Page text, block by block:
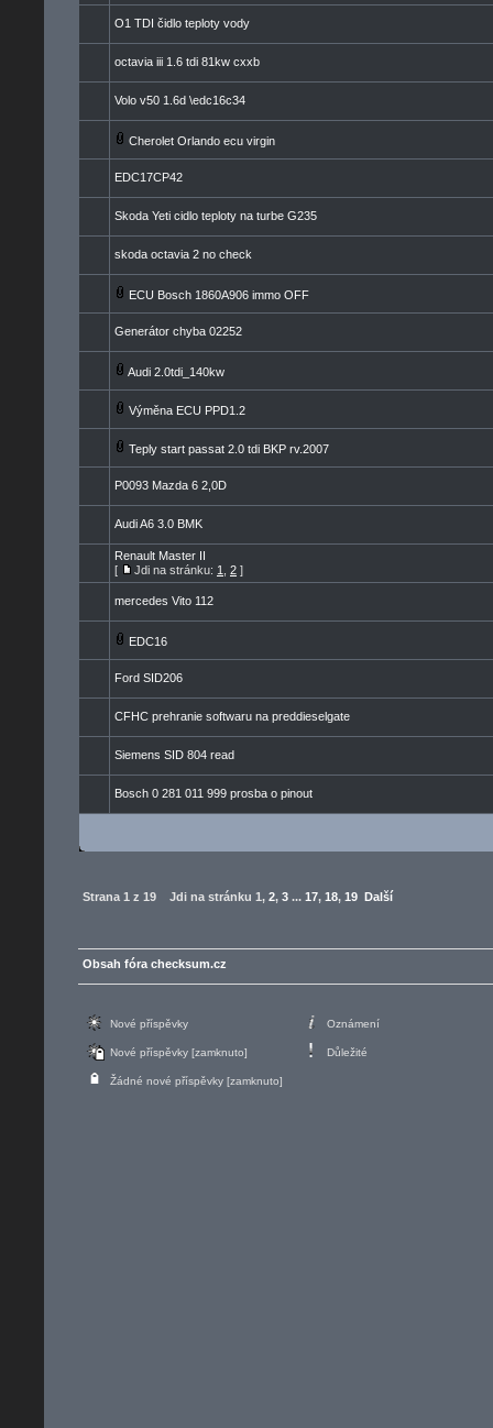
O1 TDI čidlo teploty vody
octavia iii 1.6 tdi 81kw cxxb
Volo v50 1.6d \edc16c34
Cherolet Orlando ecu virgin
EDC17CP42
Skoda Yeti cidlo teploty na turbe G235
skoda octavia 2 no check
ECU Bosch 1860A906 immo OFF
Generátor chyba 02252
Audi 2.0tdi_140kw
Výměna ECU PPD1.2
Teply start passat 2.0 tdi BKP rv.2007
P0093 Mazda 6 2,0D
Audi A6 3.0 BMK
Renault Master II
[
Jdi na stránku: 1 2 ]
mercedes Vito 112
EDC16
Ford SID206
CFHC prehranie softwaru na preddieselgate
Siemens SID 804 read
Bosch 0 281 011 999 prosba o pinout
Strana 1 z 19 Jdi na stránku 1, 2, 3 ... 17, 18, 19 Další
Obsah fóra checksum.cz
Nové příspěvky Oznámení
Nové příspěvky [zamknuto] Důležité
Žádné nové příspěvky [zamknuto]